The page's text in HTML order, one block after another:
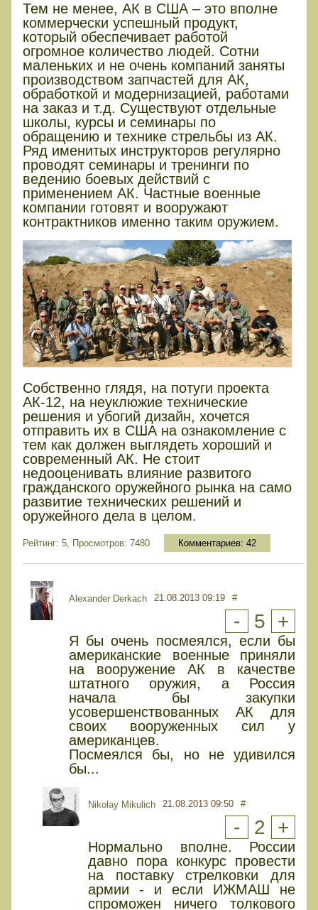
Тем не менее, АК в США – это вполне
коммерчески успешный продукт,
который обеспечивает работой
огромное количество людей. Сотни
маленьких и не очень компаний заняты
производством запчастей для АК,
обработкой и модернизацией, работами
на заказ и т.д. Существуют отдельные
школы, курсы и семинары по
обращению и технике стрельбы из АК.
Ряд именитых инструкторов регулярно
проводят семинары и тренинги по
ведению боевых действий с
применением АК. Частные военные
компании готовят и вооружают
контрактников именно таким оружием.
Собственно глядя, на потуги проекта
АК-12, на неуклюжие технические
решения и убогий дизайн, хочется
отправить их в США на ознакомление с
тем как должен выглядеть хороший и
современный АК. Не стоит
недооценивать влияние развитого
гражданского оружейного рынка на само
развитие технических решений и
оружейного дела в целом.
Рейтинг: 5, Просмотров: 7480 Комментариев: 42
Alexander Derkach 21.08.2013 09:19 #
- 5 +
Я бы очень посмеялся, если бы
американские военные приняли
на вооружение АК в качестве
штатного оружия, а Россия
начала бы закупки
усовершенствованных АК для
своих вооруженных сил у
американцев.
Посмеялся бы, но не удивился
бы...
Nikolay Mikulich 21.08.2013 09:50 #
- 2 +
Нормально вполне. России
давно пора конкурс провести
на поставку стрелковки для
армии - и если ИЖМАШ не
спроможен ничего толкового